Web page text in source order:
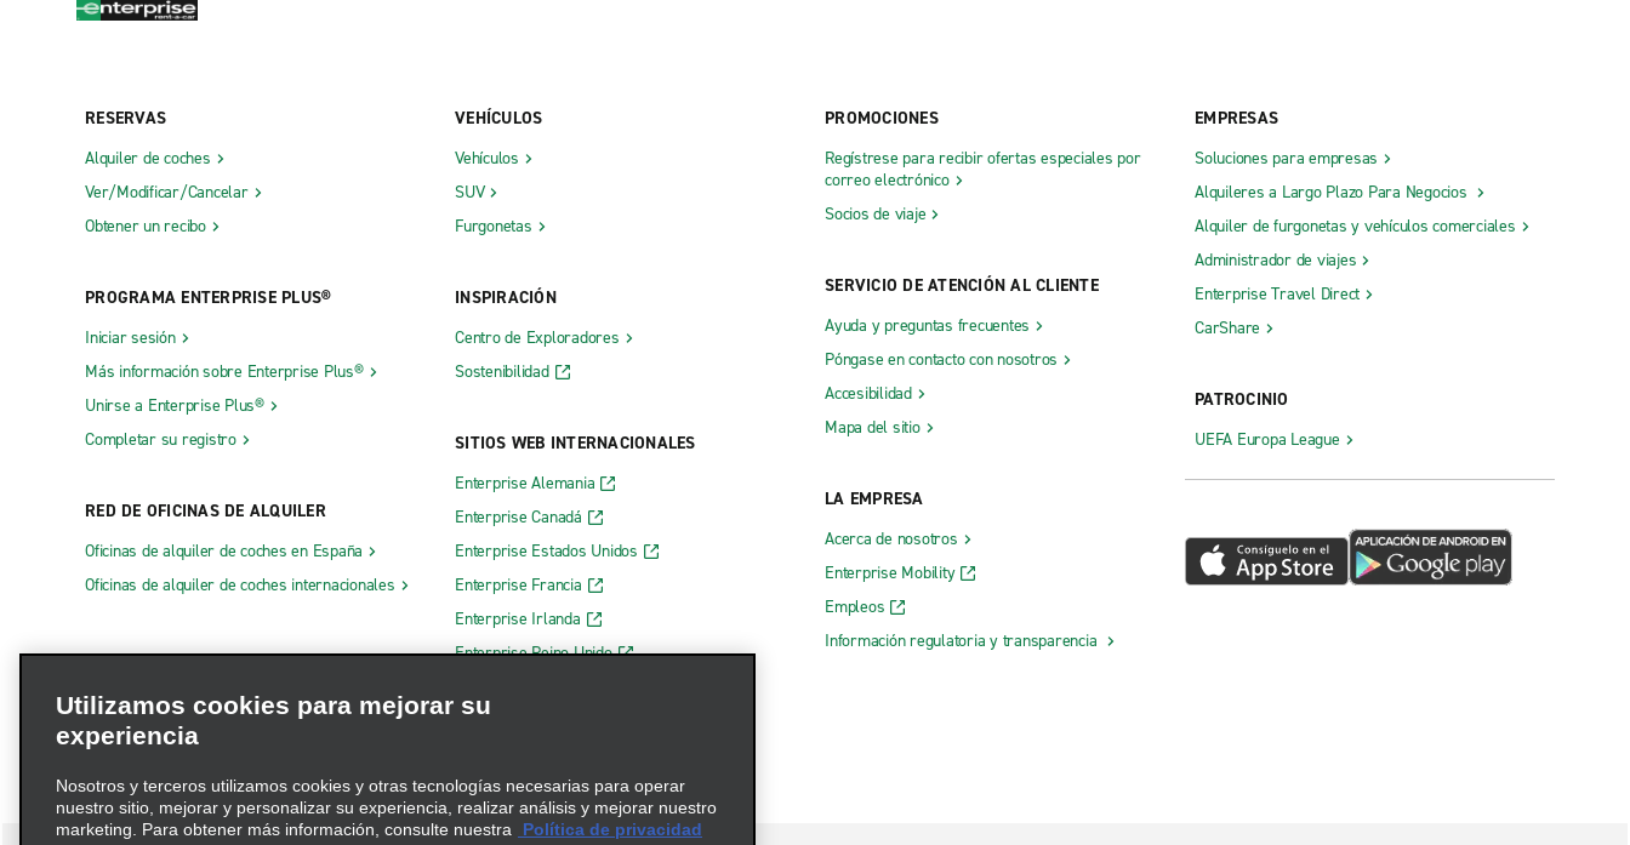
RESERVAS
Alquiler de coches
Ver/Modificar/Cancelar
Obtener un recibo
PROGRAMA ENTERPRISE PLUS®
Iniciar sesión
Más información sobre Enterprise Plus®
Unirse a Enterprise Plus®
Completar su registro
RED DE OFICINAS DE ALQUILER
Oficinas de alquiler de coches en España
Oficinas de alquiler de coches internacionales
VEHÍCULOS
Vehículos
SUV
Furgonetas
INSPIRACIÓN
Centro de Exploradores
Sostenibilidad
SITIOS WEB INTERNACIONALES
Enterprise Alemania
Enterprise Canadá
Enterprise Estados Unidos
Enterprise Francia
Enterprise Irlanda
Enterprise Reino Unido
PROMOCIONES
Regístrese para recibir ofertas especiales por
correo electrónico
Socios de viaje
SERVICIO DE ATENCIÓN AL CLIENTE
Ayuda y preguntas frecuentes
Póngase en contacto con nosotros
Accesibilidad
Mapa del sitio
LA EMPRESA
Acerca de nosotros
Enterprise Mobility
Empleos
Información regulatoria y transparencia
EMPRESAS
Soluciones para empresas
Alquileres a Largo Plazo Para Negocios
Alquiler de furgonetas y vehículos comerciales
Administrador de viajes
Enterprise Travel Direct
CarShare
PATROCINIO
UEFA Europa League
Utilizamos cookies para mejorar su
experiencia
Nosotros y terceros utilizamos cookies y otras tecnologías necesarias para operar
nuestro sitio, mejorar y personalizar su experiencia, realizar análisis y mejorar nuestro
marketing. Para obtener más información, consulte nuestra
Política de privacidad